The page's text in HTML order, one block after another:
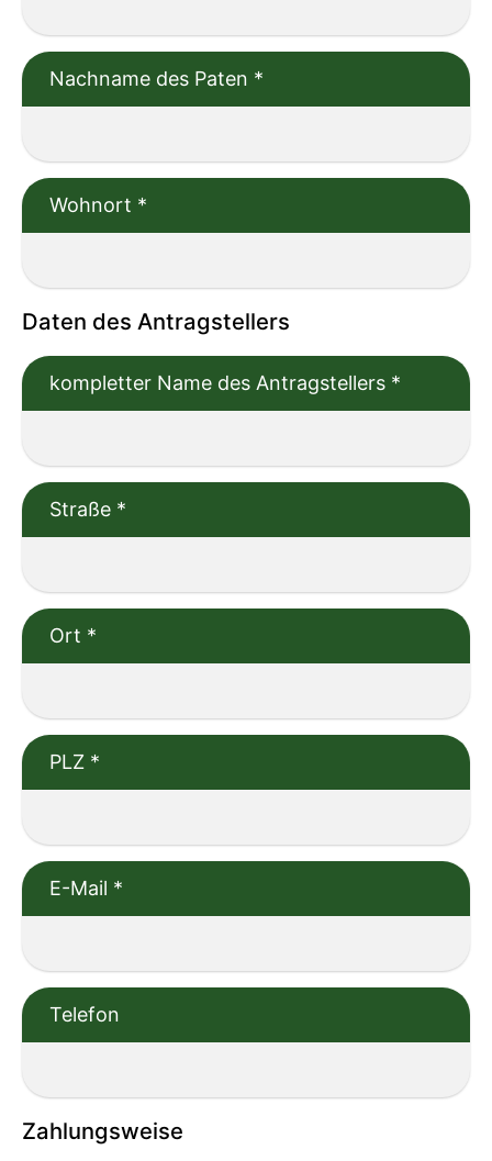
Nachname des Paten *
Wohnort *
Daten des Antragstellers
kompletter Name des Antragstellers *
Straße *
Ort *
PLZ *
E-Mail *
Telefon
Zahlungsweise